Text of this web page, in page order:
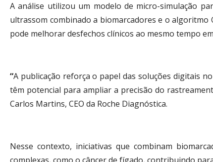
A análise utilizou um modelo de micro-simulação
ultrassom combinado a biomarcadores e o
pode melhorar desfechos clínicos ao mesmo tempo
“A publicação reforça o papel das soluções digitais
têm potencial para ampliar a precisão do
Carlos Martins, CEO da Roche Diagnóstica.
Nesse contexto, iniciativas que combinam